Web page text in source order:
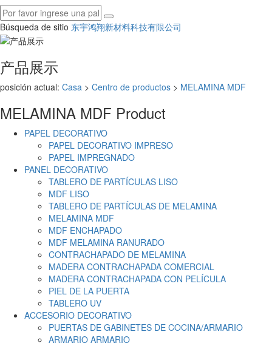
Búsqueda de sitio 东宇鸿翔新材料科技有限公司
产品展示
posición actual: Casa > Centro de productos > MELAMINA MDF
MELAMINA MDF Product
PAPEL DECORATIVO
PAPEL DECORATIVO IMPRESO
PAPEL IMPREGNADO
PANEL DECORATIVO
TABLERO DE PARTÍCULAS LISO
MDF LISO
TABLERO DE PARTÍCULAS DE MELAMINA
MELAMINA MDF
MDF ENCHAPADO
MDF MELAMINA RANURADO
CONTRACHAPADO DE MELAMINA
MADERA CONTRACHAPADA COMERCIAL
MADERA CONTRACHAPADA CON PELÍCULA
PIEL DE LA PUERTA
TABLERO UV
ACCESORIO DECORATIVO
PUERTAS DE GABINETES DE COCINA/ARMARIO
ARMARIO ARMARIO